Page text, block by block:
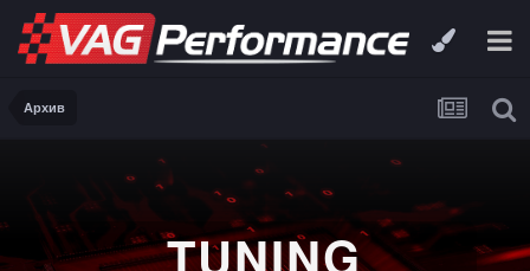
Архив
TUNING